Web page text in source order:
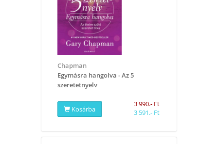
Chapman
Egymásra hangolva - Az 5
szeretetnyelv
Kosárba
3 990.- Ft
3 591.- Ft